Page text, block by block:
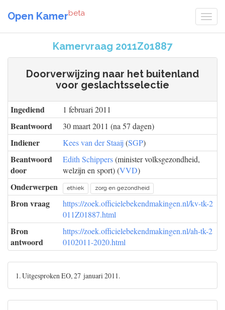
Open Kamerbeta
Kamervraag 2011Z01887
Doorverwijzing naar het buitenland
voor geslachtsselectie
Ingediend 1 februari 2011
Beantwoord 30 maart 2011 (na 57 dagen)
Indiener Kees van der Staaij (SGP)
Beantwoord
door
Edith Schippers(minister volksgezondheid,
welzijn en sport) (VVD)
Onderwerpen ethiek zorg en gezondheid
Bron vraag
https://zoek.officielebekendmakingen.nl/kv-tk-2
011Z01887.html
Bron
antwoord
https://zoek.officielebekendmakingen.nl/ah-tk-2
0102011-2020.html
1. Uitgesproken EO, 27 januari 2011.